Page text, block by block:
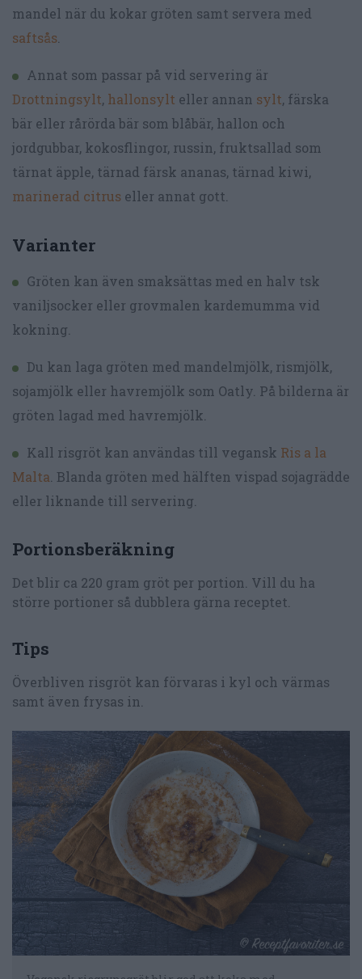
mandel när du kokar gröten samt servera med
saftsås.
Annat som passar på vid servering är
Drottningsylt, hallonsylt eller annan sylt, färska
bär eller rårörda bär som blåbär, hallon och
jordgubbar, kokosflingor, russin, fruktsallad som
tärnat äpple, tärnad färsk ananas, tärnad kiwi,
marinerad citrus eller annat gott.
Varianter
Gröten kan även smaksättas med en halv tsk
vaniljsocker eller grovmalen kardemumma vid
kokning.
Du kan laga gröten med mandelmjölk, rismjölk,
sojamjölk eller havremjölk som Oatly. På bilderna är
gröten lagad med havremjölk.
Kall risgröt kan användas till vegansk Ris a la
Malta . Blanda gröten med hälften vispad sojagrädde
eller liknande till servering.
Portionsberäkning
Det blir ca 220 gram gröt per portion. Vill du ha
större portioner så dubblera gärna receptet.
Tips
Överbliven risgröt kan förvaras i kyl och värmas
samt även frysas in.